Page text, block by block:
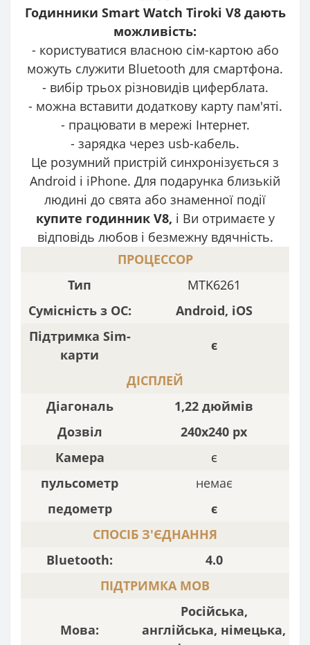
Годинники Smart Watch Tiroki V8 дають
можливість:
- користуватися власною сім-картою або
можуть служити Bluetooth для смартфона.
- вибір трьох різновидів циферблата.
- можна вставити додаткову карту пам'яті.
- працювати в мережі Інтернет.
- зарядка через usb-кабель.
Це розумний пристрій синхронізується з
Android і iPhone. Для подарунка близькій
людині до свята або знаменної події
купите годинник V8, і Ви отримаєте у
відповідь любов і безмежну вдячність.
ПРОЦЕССОР
Тип
MTK6261
Сумісність з ОС:
Android, iOS
Підтримка Sim-
карти
є
ДІСПЛЕЙ
Діагональ
1,22 дюймів
Дозвіл
240х240 px
Камера
є
пульсометр
немає
педометр
є
СПОСІБ З'ЄДНАННЯ
Bluetooth:
4.0
ПІДТРИМКА МОВ
Мова:
Російська,
англійська, німецька,